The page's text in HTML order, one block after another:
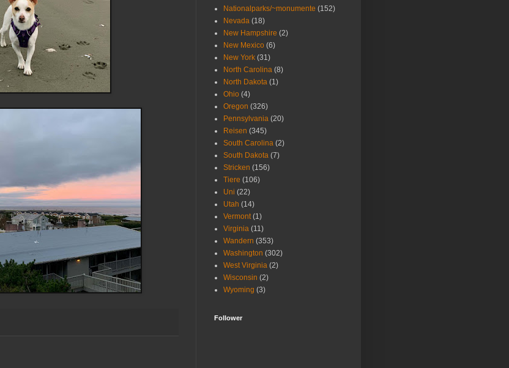
Nationalparks/~monumente (152)
Nevada (18)
New Hampshire (2)
New Mexico (6)
New York (31)
North Carolina (8)
North Dakota (1)
Ohio (4)
Oregon (326)
Pennsylvania (20)
Reisen (345)
South Carolina (2)
South Dakota (7)
Stricken (156)
Tiere (106)
Uni (22)
Utah (14)
Vermont (1)
Virginia (11)
Wandern (353)
Washington (302)
West Virginia (2)
Wisconsin (2)
Wyoming (3)
Follower